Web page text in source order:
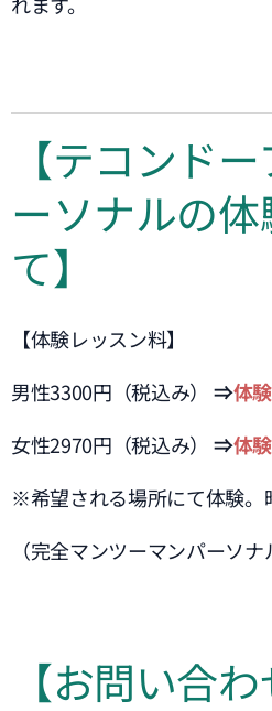
【テコンド
ーソナルの
て】
【体験レッスン料】
男性3300円（税込み） ⇒体
女性2970円（税込み） ⇒体
※希望される場所にて体験。
（完全マンツーマンパーソナ
【お問い合